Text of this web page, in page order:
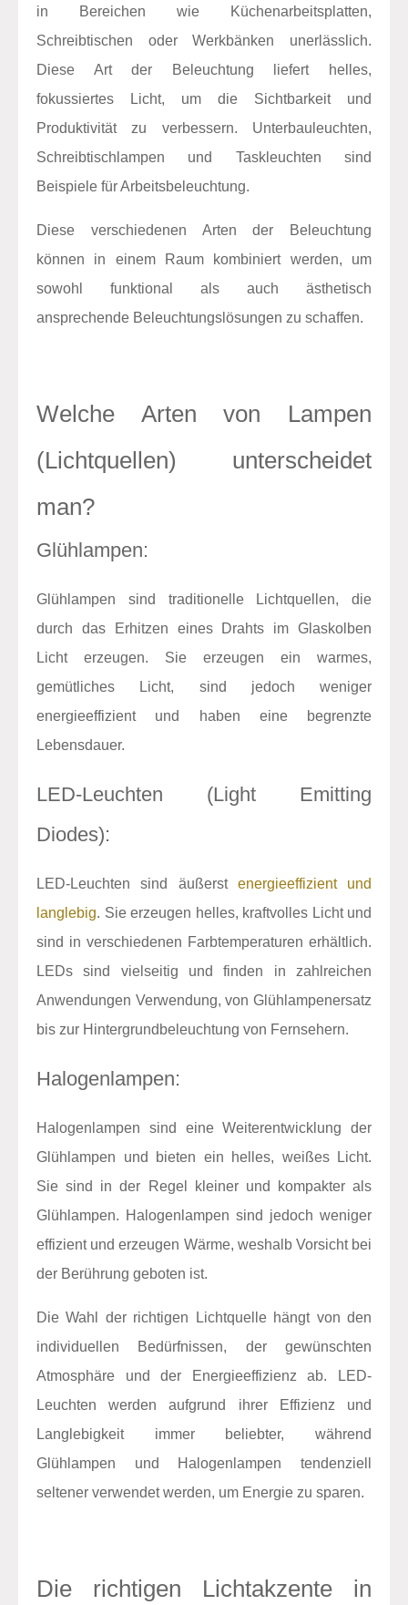
in Bereichen wie Küchenarbeitsplatten,
Schreibtischen oder Werkbänken unerlässlich.
Diese Art der Beleuchtung liefert helles,
fokussiertes Licht, um die Sichtbarkeit und
Produktivität zu verbessern. Unterbauleuchten,
Schreibtischlampen und Taskleuchten sind
Beispiele für Arbeitsbeleuchtung.
Diese verschiedenen Arten der Beleuchtung
können in einem Raum kombiniert werden, um
sowohl funktional als auch ästhetisch
ansprechende Beleuchtungslösungen zu schaffen.
Welche Arten von Lampen
(Lichtquellen) unterscheidet
man?
Glühlampen:
Glühlampen sind traditionelle Lichtquellen, die
durch das Erhitzen eines Drahts im Glaskolben
Licht erzeugen. Sie erzeugen ein warmes,
gemütliches Licht, sind jedoch weniger
energieeffizient und haben eine begrenzte
Lebensdauer.
LED-Leuchten (Light Emitting
Diodes):
LED-Leuchten sind äußerst energieeffizient und
langlebig. Sie erzeugen helles, kraftvolles Licht und
sind in verschiedenen Farbtemperaturen erhältlich.
LEDs sind vielseitig und finden in zahlreichen
Anwendungen Verwendung, von Glühlampenersatz
bis zur Hintergrundbeleuchtung von Fernsehern.
Halogenlampen:
Halogenlampen sind eine Weiterentwicklung der
Glühlampen und bieten ein helles, weißes Licht.
Sie sind in der Regel kleiner und kompakter als
Glühlampen. Halogenlampen sind jedoch weniger
effizient und erzeugen Wärme, weshalb Vorsicht bei
der Berührung geboten ist.
Die Wahl der richtigen Lichtquelle hängt von den
individuellen Bedürfnissen, der gewünschten
Atmosphäre und der Energieeffizienz ab. LED-
Leuchten werden aufgrund ihrer Effizienz und
Langlebigkeit immer beliebter, während
Glühlampen und Halogenlampen tendenziell
seltener verwendet werden, um Energie zu sparen.
Die richtigen Lichtakzente in